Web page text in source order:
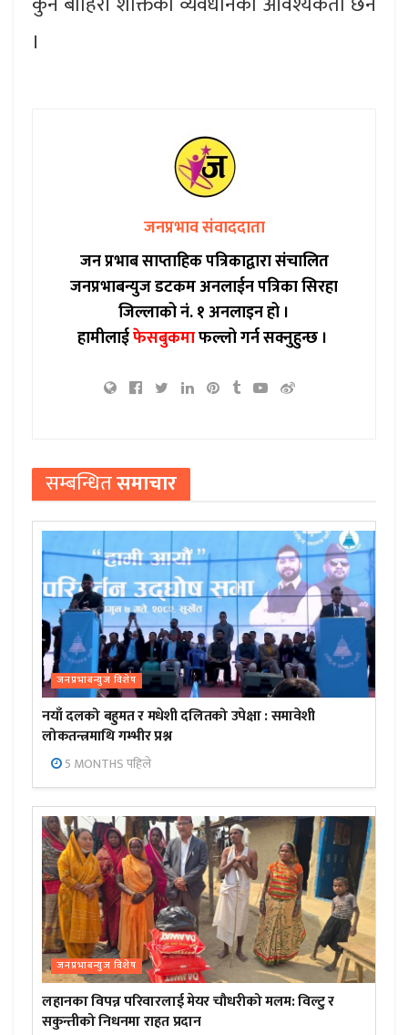
।
जनप्रभाव संवाददाता
जन प्रभाब साप्ताहिक पत्रिकाद्वारा संचालित
जनप्रभाबन्युज डटकम अनलाईन पत्रिका सिरहा
जिल्लाको नं. १ अनलाइन हो ।
हामीलाईफेसबुकमाफल्लो गर्न सक्नुहुन्छ ।
सम्बन्धितसमाचार
जनप्रभाबन्युज विशेष
नयाँ दलको बहुमत र मधेशी दलितको उपेक्षा : समावेशी
लोकतन्त्रमाथि गम्भीर प्रश्न
5 MONTHS पहिले
जनप्रभाबन्युज विशेष
लहानका विपन्न परिवारलाई मेयर चौधरीको मलम: विल्टु र
सकुन्तीको निधनमा राहत प्रदान